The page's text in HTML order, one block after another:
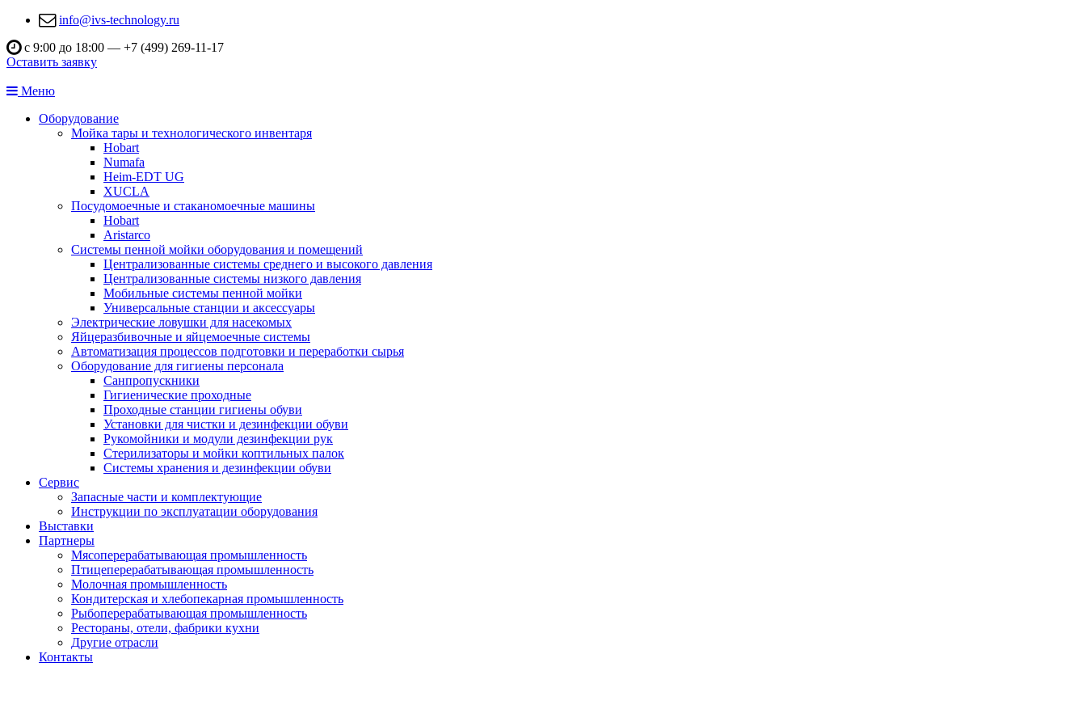
info@ivs-technology.ru
с 9:00 до 18:00 — +7 (499) 269-11-17
Оставить заявку
Меню
Оборудование
Мойка тары и технологического инвентаря
Hobart
Numafa
Heim-EDT UG
XUCLA
Посудомоечные и стаканомоечные машины
Hobart
Aristarco
Системы пенной мойки оборудования и помещений
Централизованные системы среднего и высокого давления
Централизованные системы низкого давления
Мобильные системы пенной мойки
Универсальные станции и аксессуары
Электрические ловушки для насекомых
Яйцеразбивочные и яйцемоечные системы
Автоматизация процессов подготовки и переработки сырья
Оборудование для гигиены персонала
Санпропускники
Гигиенические проходные
Проходные станции гигиены обуви
Установки для чистки и дезинфекции обуви
Рукомойники и модули дезинфекции рук
Стерилизаторы и мойки коптильных палок
Системы хранения и дезинфекции обуви
Сервис
Запасные части и комплектующие
Инструкции по эксплуатации оборудования
Выставки
Партнеры
Мясоперерабатывающая промышленность
Птицеперерабатывающая промышленность
Молочная промышленность
Кондитерская и хлебопекарная промышленность
Рыбоперерабатывающая промышленность
Рестораны, отели, фабрики кухни
Другие отрасли
Контакты